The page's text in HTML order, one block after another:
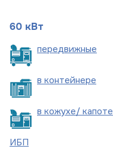
60 кВт
передвижные
в контейнере
в кожухе/ капоте
ИБП